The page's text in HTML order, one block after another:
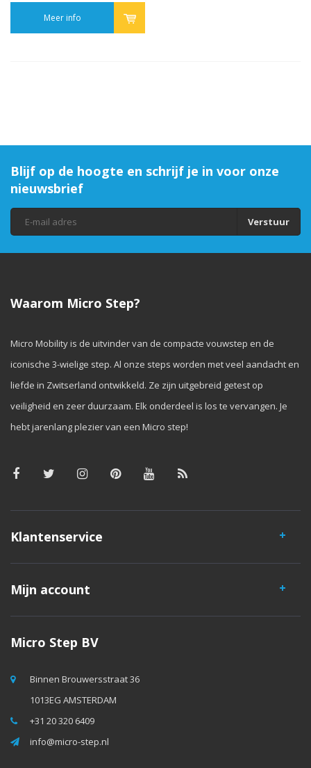
Meer info
Blijf op de hoogte en schrijf je in voor onze
nieuwsbrief
Verstuur
Waarom Micro Step?
Micro Mobility is de uitvinder van de compacte vouwstep en de
iconische 3-wielige step. Al onze steps worden met veel aandacht en
liefde in Zwitserland ontwikkeld. Ze zijn uitgebreid getest op
veiligheid en zeer duurzaam. Elk onderdeel is los te vervangen. Je
hebt jarenlang plezier van een Micro step!
Klantenservice
Mijn account
Micro Step BV
Binnen Brouwersstraat 36
1013EG AMSTERDAM
+31 20 320 6409
info@micro-step.nl